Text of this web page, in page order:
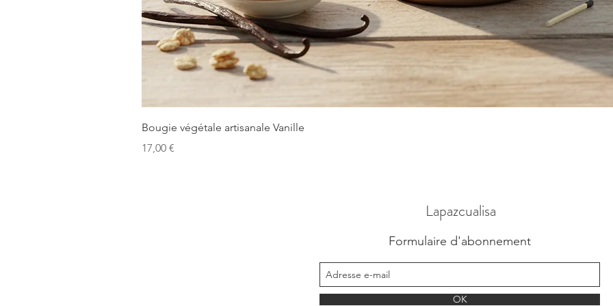
Bougie végétale artisanale Vanille
Prix
17,00 €
Lapazcualisa
Formulaire d'abonnement
OK